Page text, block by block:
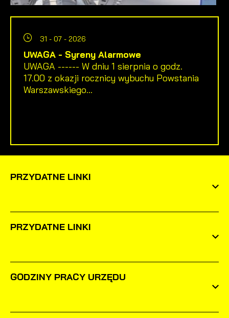
31 - 07 - 2026
UWAGA - Syreny Alarmowe
UWAGA ------ W dniu 1 sierpnia o godz.
17.00 z okazji rocznicy wybuchu Powstania
Warszawskiego...
PRZYDATNE LINKI
PRZYDATNE LINKI
GODZINY PRACY URZĘDU